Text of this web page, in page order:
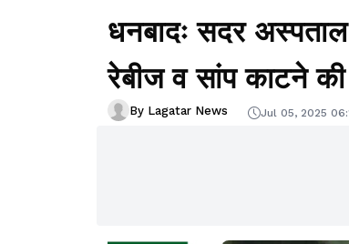
धनबादः सदर
रेबीज व सांप काटने की
By Lagatar News Jul 05, 2025